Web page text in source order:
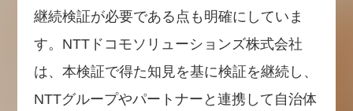
継続検証が必要である点も明確にしていま
す。NTTドコモソリューションズ株式会社
は、本検証で得た知見を基に検証を継続し、
NTTグループやパートナーと連携して自治体